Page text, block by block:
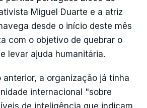
Miguel Duarte e a atriz
desde o início deste mês
com o objetivo de quebrar o
levar ajuda humanitária.
anterior, a organização já tinha
internacional "sobre
de inteligência que indicam